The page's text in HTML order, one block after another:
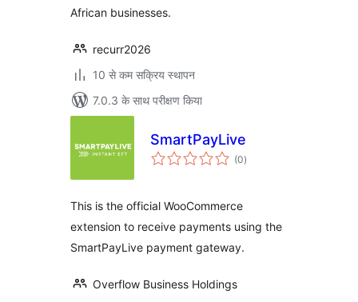
African businesses.
recurr2026
10 से कम सक्रिय स्थापन
7.0.3 के साथ परीक्षण किया
SmartPayLive
(0कुल
दर)
This is the official WooCommerce
extension to receive payments using the
SmartPayLive payment gateway.
Overflow Business Holdings